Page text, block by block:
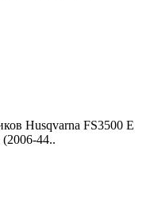
Husqvarna FS3500 E
44..